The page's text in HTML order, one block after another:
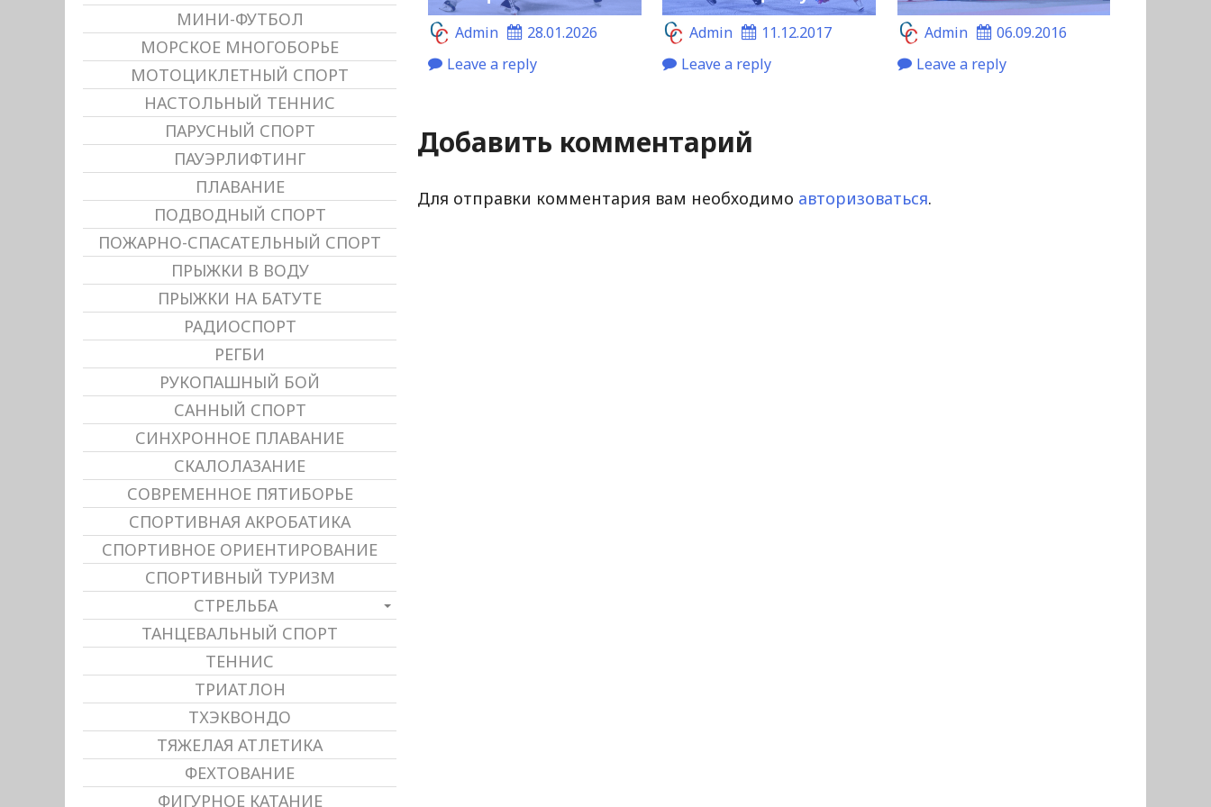
Admin
28.01.2026
Leave a reply
Admin
11.12.2017
Leave a reply
Admin
06.09.2016
Leave a reply
Добавить комментарий
Для отправки комментария вам необходимо авторизоваться.
МИНИ-ФУТБОЛ
МОРСКОЕ МНОГОБОРЬЕ
МОТОЦИКЛЕТНЫЙ СПОРТ
НАСТОЛЬНЫЙ ТЕННИС
ПАРУСНЫЙ СПОРТ
ПАУЭРЛИФТИНГ
ПЛАВАНИЕ
ПОДВОДНЫЙ СПОРТ
ПОЖАРНО-СПАСАТЕЛЬНЫЙ СПОРТ
ПРЫЖКИ В ВОДУ
ПРЫЖКИ НА БАТУТЕ
РАДИОСПОРТ
РЕГБИ
РУКОПАШНЫЙ БОЙ
САННЫЙ СПОРТ
СИНХРОННОЕ ПЛАВАНИЕ
СКАЛОЛАЗАНИЕ
СОВРЕМЕННОЕ ПЯТИБОРЬЕ
СПОРТИВНАЯ АКРОБАТИКА
СПОРТИВНОЕ ОРИЕНТИРОВАНИЕ
СПОРТИВНЫЙ ТУРИЗМ
СТРЕЛЬБА
ТАНЦЕВАЛЬНЫЙ СПОРТ
ТЕННИС
ТРИАТЛОН
ТХЭКВОНДО
ТЯЖЕЛАЯ АТЛЕТИКА
ФЕХТОВАНИЕ
ФИГУРНОЕ КАТАНИЕ